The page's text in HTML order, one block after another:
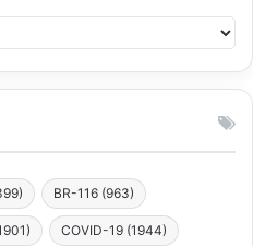
BR-116 (963)
COVID-19 (1944)